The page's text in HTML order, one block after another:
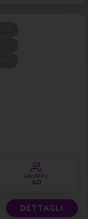
GRUPPO
40
DETTAGLI